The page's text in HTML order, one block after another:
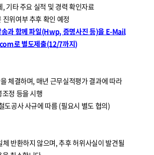
기타 주요 실적 및 경력 확인자료
위여부 추후 확인 예정
과 함께 파일(Hwp, 증명사진 등)을 E-Mail
로 별도제출(12/7까지)
체결하며, 매년 근무실적평가 결과에 따라
정 등을 시행
도공사 사규에 따름 (필요시 별도 협의)
체 반환하지 않으며, 추후 허위사실이 발견될